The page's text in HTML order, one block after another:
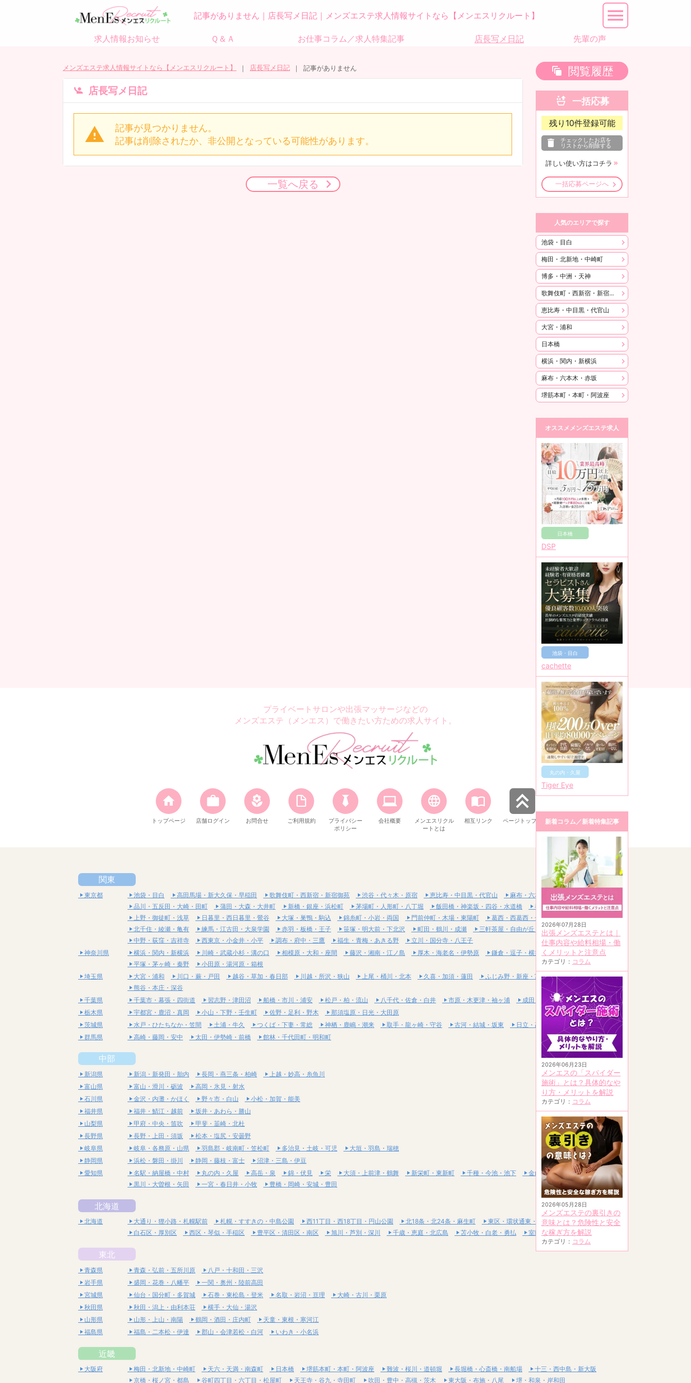
記事がありません｜店長写メ日記｜メンズエステ求人情報サイトなら【メンエスリクルート】
求人情報お知らせ Ｑ＆Ａ お仕事コラム／求人特集記事 店長写メ日記 先輩の声
メンズエステ求人情報サイトなら【メンエスリクルート】 店長写メ日記 記事がありません
店長写メ日記
記事が見つかりません。
記事は削除されたか、非公開となっている可能性があります。
一覧へ戻る
閲覧履歴
一括応募
残り 10件登録可能
チェックしたお店を
リストから削除する
詳しい使い方はコチラ
一括応募ページへ
人気のエリアで探す
池袋・目白
梅田・北新地・中崎町
博多・中洲・天神
歌舞伎町・西新宿・新宿御苑
恵比寿・中目黒・代官山
大宮・浦和
日本橋
横浜・関内・新横浜
麻布・六本木・赤坂
堺筋本町・本町・阿波座
オススメメンズエステ求人
日本橋
DSP
池袋・目白
cachette
丸の内・久屋
Tiger Eye
新着コラム／新着特集記事
2026年07月28日
出張メンズエステとは｜
仕事内容や給料相場・働
くメリットと注意点
カテゴリ： コラム
2026年06月23日
メンエスの「スパイダー
施術」とは？具体的なや
り方・メリットを解説
カテゴリ： コラム
2026年05月28日
メンズエステの裏引きの
意味とは？危険性と安全
な稼ぎ方を解説
カテゴリ： コラム
プライベートサロンや出張マッサージなどの
メンズエステ（メンエス）で働きたい方ための求人サイト。
トップページ 店舗ログイン お問合せ ご利用規約
プライバシー
ポリシー
会社概要
メンエスリクル
ートとは
相互リンク ページトップへ
関東
東京都 池袋・目白 高田馬場・新大久保・早稲田 歌舞伎町・西新宿・新宿御苑 渋谷・代々木・原宿 恵比寿・中目黒・代官山
麻布・六本木・赤坂
品川・五反田・大崎・田町
蒲田・大森・大井町 新橋・銀座・浜松町 茅場町・人形町・八丁堀 飯田橋・神楽坂・四谷・水道橋
神田・秋葉原・浅草橋
上野・御徒町・浅草
日暮里・西日暮里・鶯谷 大塚・巣鴨・駒込 錦糸町・小岩・両国 門前仲町・木場・東陽町
葛西・西葛西・一之江
北千住・綾瀬・亀有
練馬・江古田・大泉学園 赤羽・板橋・王子 笹塚・明大前・下北沢 町田・鶴川・成瀬
三軒茶屋・自由が丘・二子玉川
中野・荻窪・吉祥寺
西東京・小金井・小平 調布・府中・三鷹 福生・青梅・あきる野
立川・国分寺・八王子
神奈川県
横浜・関内・新横浜 川崎・武蔵小杉・溝の口 相模原・大和・座間 藤沢・湘南・江ノ島 厚木・海老名・伊勢原
鎌倉・逗子・横須賀
平塚・茅ヶ崎・秦野
小田原・湯河原・箱根
埼玉県
大宮・浦和 川口・蕨・戸田 越谷・草加・春日部 川越・所沢・狭山 上尾・桶川・北本 久喜・加須・蓮田
ふじみ野・新座・富士見
熊谷・本庄・深谷
千葉県
千葉市・幕張・四街道 習志野・津田沼 船橋・市川・浦安 松戸・柏・流山 八千代・佐倉・白井 市原・木更津・袖ヶ浦
成田・富里・印西
栃木県
宇都宮・鹿沼・真岡 小山・下野・壬生町 佐野・足利・野木
那須塩原・日光・大田原
茨城県
水戸・ひたちなか・笠間 土浦・牛久 つくば・下妻・常総 神栖・鹿嶋・潮来 取手・龍ヶ崎・守谷 古河・結城・坂東
日立・高萩・常陸太田
群馬県
高崎・藤岡・安中 太田・伊勢崎・前橋 館林・千代田町・明和町
中部
新潟県 新潟・新発田・胎内 長岡・燕三条・柏崎
上越・妙高・糸魚川
富山県
富山・滑川・砺波
高岡・氷見・射水
石川県
金沢・内灘・かほく 野々市・白山
小松・加賀・能美
福井県
福井・鯖江・越前
坂井・あわら・勝山
山梨県
甲府・中央・笛吹
甲斐・韮崎・北杜
長野県
長野・上田・須坂
松本・塩尻・安曇野
岐阜県
岐阜・各務原・山県 羽島郡・岐南町・笠松町 多治見・土岐・可児
大垣・羽島・瑞穂
静岡県
浜松・磐田・掛川 静岡・藤枝・富士
沼津・三島・伊豆
愛知県
名駅・納屋橋・中村 丸の内・久屋 高岳・泉 錦・伏見 栄 大須・上前津・鶴舞 新栄町・東新町 千種・今池・池下
金山・熱田
黒川・大曽根・矢田
一宮・春日井・小牧 豊橋・岡崎・安城・豊田
北海道
北海道 大通り・狸小路・札幌駅前 札幌・すすきの・中島公園 西11丁目・西18丁目・円山公園 北18条・北24条・麻生町
東区・環状通東・新道東
白石区・厚別区
西区・琴似・手稲区 豊平区・清田区・南区 旭川・芦別・深川 千歳・恵庭・北広島 苫小牧・白老・勇払 室蘭・登別・伊達
東北
青森県 青森・弘前・五所川原
八戸・十和田・三沢
岩手県
盛岡・花巻・八幡平
一関・奥州・陸前高田
宮城県
仙台・国分町・多賀城 石巻・東松島・登米 名取・岩沼・亘理
大崎・古川・栗原
秋田県
秋田・潟上・由利本荘
横手・大仙・湯沢
山形県
山形・上山・南陽 鶴岡・酒田・庄内町
天童・東根・寒河江
福島県
福島・二本松・伊達 郡山・会津若松・白河 いわき・小名浜
近畿
大阪府 梅田・北新地・中崎町 天六・天満・南森町 日本橋 堺筋本町・本町・阿波座 難波・桜川・道頓堀 長堀橋・心斎橋・南船場
十三・西中島・新大阪
京橋・桜ノ宮・都島
谷町四丁目・六丁目・松屋町 天王寺・谷九・寺田町 吹田・豊中・高槻・茨木 東大阪・布施・八尾 堺・和泉・岸和田